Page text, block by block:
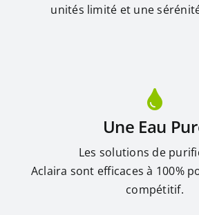
unités limité et une
Une Eau
Les solutions de
Aclaira sont efficaces à 100%
compétitif.